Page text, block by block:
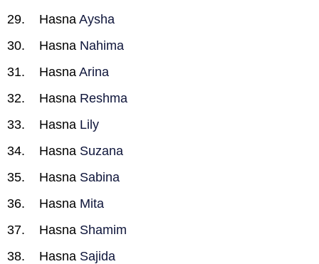
Hasna Aysha
Hasna Nahima
Hasna Arina
Hasna Reshma
Hasna Lily
Hasna Suzana
Hasna Sabina
Hasna Mita
Hasna Shamim
Hasna Sajida